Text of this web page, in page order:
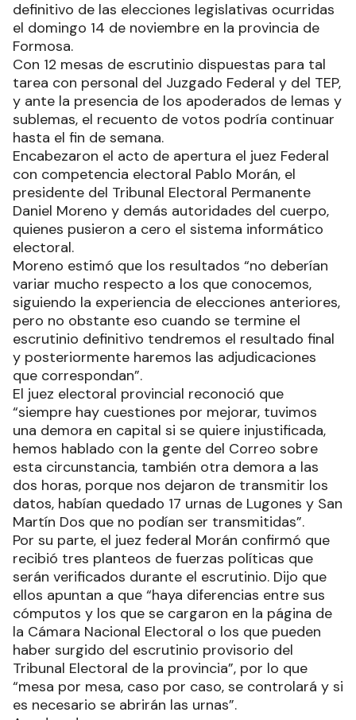
definitivo de las elecciones legislativas ocurridas
el domingo 14 de noviembre en la provincia de
Formosa.
Con 12 mesas de escrutinio dispuestas para tal
tarea con personal del Juzgado Federal y del TEP,
y ante la presencia de los apoderados de lemas y
sublemas, el recuento de votos podría continuar
hasta el fin de semana.
Encabezaron el acto de apertura el juez Federal
con competencia electoral Pablo Morán, el
presidente del Tribunal Electoral Permanente
Daniel Moreno y demás autoridades del cuerpo,
quienes pusieron a cero el sistema informático
electoral.
Moreno estimó que los resultados “no deberían
variar mucho respecto a los que conocemos,
siguiendo la experiencia de elecciones anteriores,
pero no obstante eso cuando se termine el
escrutinio definitivo tendremos el resultado final
y posteriormente haremos las adjudicaciones
que correspondan”.
El juez electoral provincial reconoció que
“siempre hay cuestiones por mejorar, tuvimos
una demora en capital si se quiere injustificada,
hemos hablado con la gente del Correo sobre
esta circunstancia, también otra demora a las
dos horas, porque nos dejaron de transmitir los
datos, habían quedado 17 urnas de Lugones y San
Martín Dos que no podían ser transmitidas”.
Por su parte, el juez federal Morán confirmó que
recibió tres planteos de fuerzas políticas que
serán verificados durante el escrutinio. Dijo que
ellos apuntan a que “haya diferencias entre sus
cómputos y los que se cargaron en la página de
la Cámara Nacional Electoral o los que pueden
haber surgido del escrutinio provisorio del
Tribunal Electoral de la provincia”, por lo que
“mesa por mesa, caso por caso, se controlará y si
es necesario se abrirán las urnas”.